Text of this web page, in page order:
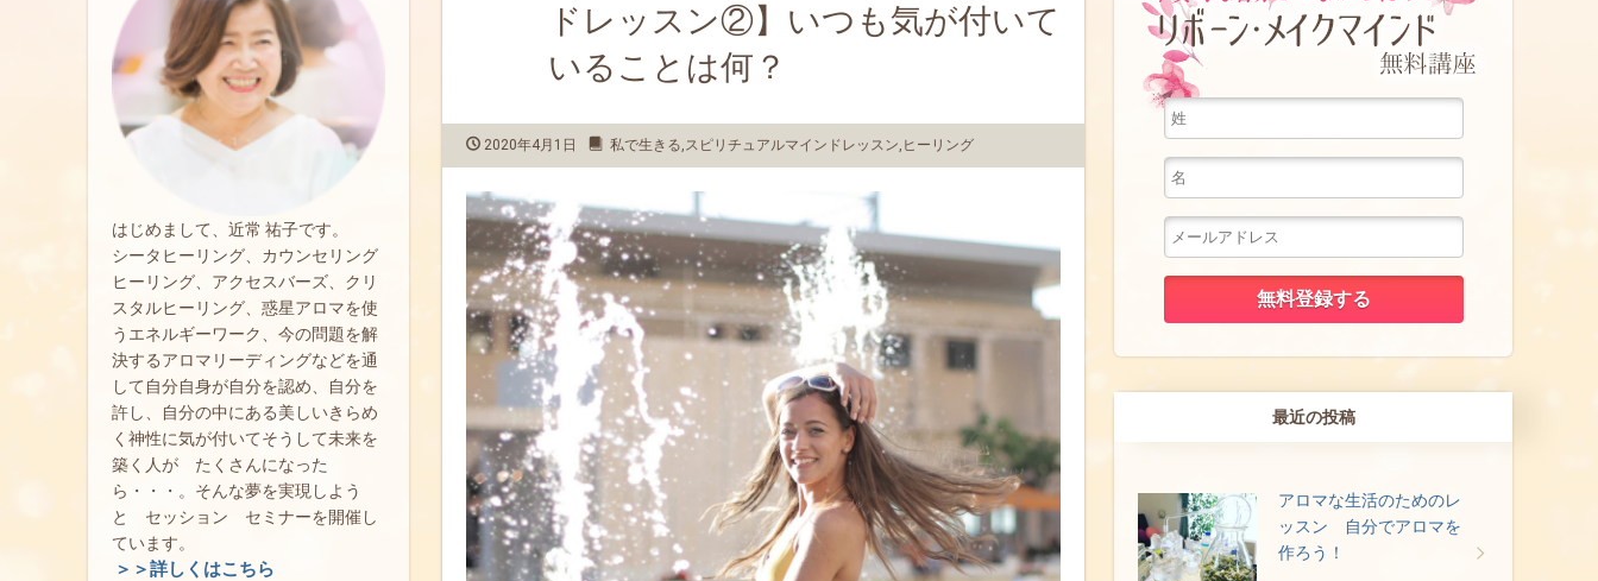
ドレッスン②】いつも気が付いて
いることは何？
2020年4月1日 私で生きる,スピリチュアルマインドレッスン, ヒーリング
はじめまして、近常 祐子です。
シータヒーリング、カウンセリング
ヒーリング、アクセスバーズ、クリ
スタルヒーリング、惑星アロマを使
うエネルギーワーク、今の問題を解
決するアロマリーディングなどを通
して自分自身が自分を認め、自分を
許し、自分の中にある美しいきらめ
く神性に気が付いてそうして未来を
築く人が たくさんになった
ら・・・。そんな夢を実現しよう
と セッション セミナーを開催し
ています。
＞＞詳しくはこちら
最近の投稿
アロマな生活のためのレ
ッスン 自分でアロマを
作ろう！